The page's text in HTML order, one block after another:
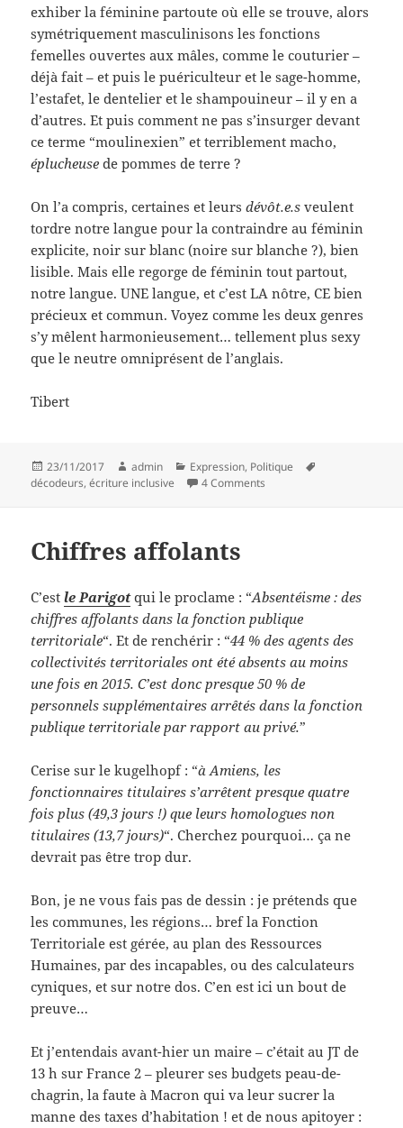
exhiber la féminine partoute où elle se trouve, alors
symétriquement masculinisons les fonctions
femelles ouvertes aux mâles, comme le couturier –
déjà fait – et puis le puériculteur et le sage-homme,
l’estafet, le dentelier et le shampouineur – il y en a
d’autres. Et puis comment ne pas s’insurger devant
ce terme “moulinexien” et terriblement macho,
éplucheuse de pommes de terre ?
On l’a compris, certaines et leursdévôt.e.s veulent
tordre notre langue pour la contraindre au féminin
explicite, noir sur blanc (noire sur blanche ?), bien
lisible. Mais elle regorge de féminin tout partout,
notre langue. UNE langue, et c’est LA nôtre, CE bien
précieux et commun. Voyez comme les deux genres
s’y mêlent harmonieusement… tellement plus sexy
que le neutre omniprésent de l’anglais.
Tibert
Posted
on
23/11/2017 Author
admin Categories
Expression, Politique
décodeurs,écriture inclusive 4 Comments
Chiffres affolants
C’estle Parigotqui le proclame : “Absentéisme : des
chiffres affolants dans la fonction publique
territoriale“. Et de renchérir : “44 % des agents des
collectivités territoriales ont été absents au moins
une fois en 2015. C’est donc presque 50 % de
personnels supplémentaires arrêtés dans la fonction
publique territoriale par rapport au privé.”
Cerise sur le kugelhopf : “à Amiens, les
fonctionnaires titulaires s’arrêtent presque quatre
fois plus (49,3 jours !) que leurs homologues non
titulaires (13,7 jours)“. Cherchez pourquoi… ça ne
devrait pas être trop dur.
Bon, je ne vous fais pas de dessin : je prétends que
les communes, les régions… bref la Fonction
Territoriale est gérée, au plan des Ressources
Humaines, par des incapables, ou des calculateurs
cyniques, et sur notre dos. C’en est ici un bout de
preuve…
Et j’entendais avant-hier un maire – c’était au JT de
13 h sur France 2 – pleurer ses budgets peau-de-
chagrin, la faute à Macron qui va leur sucrer la
manne des taxes d’habitation ! et de nous apitoyer :